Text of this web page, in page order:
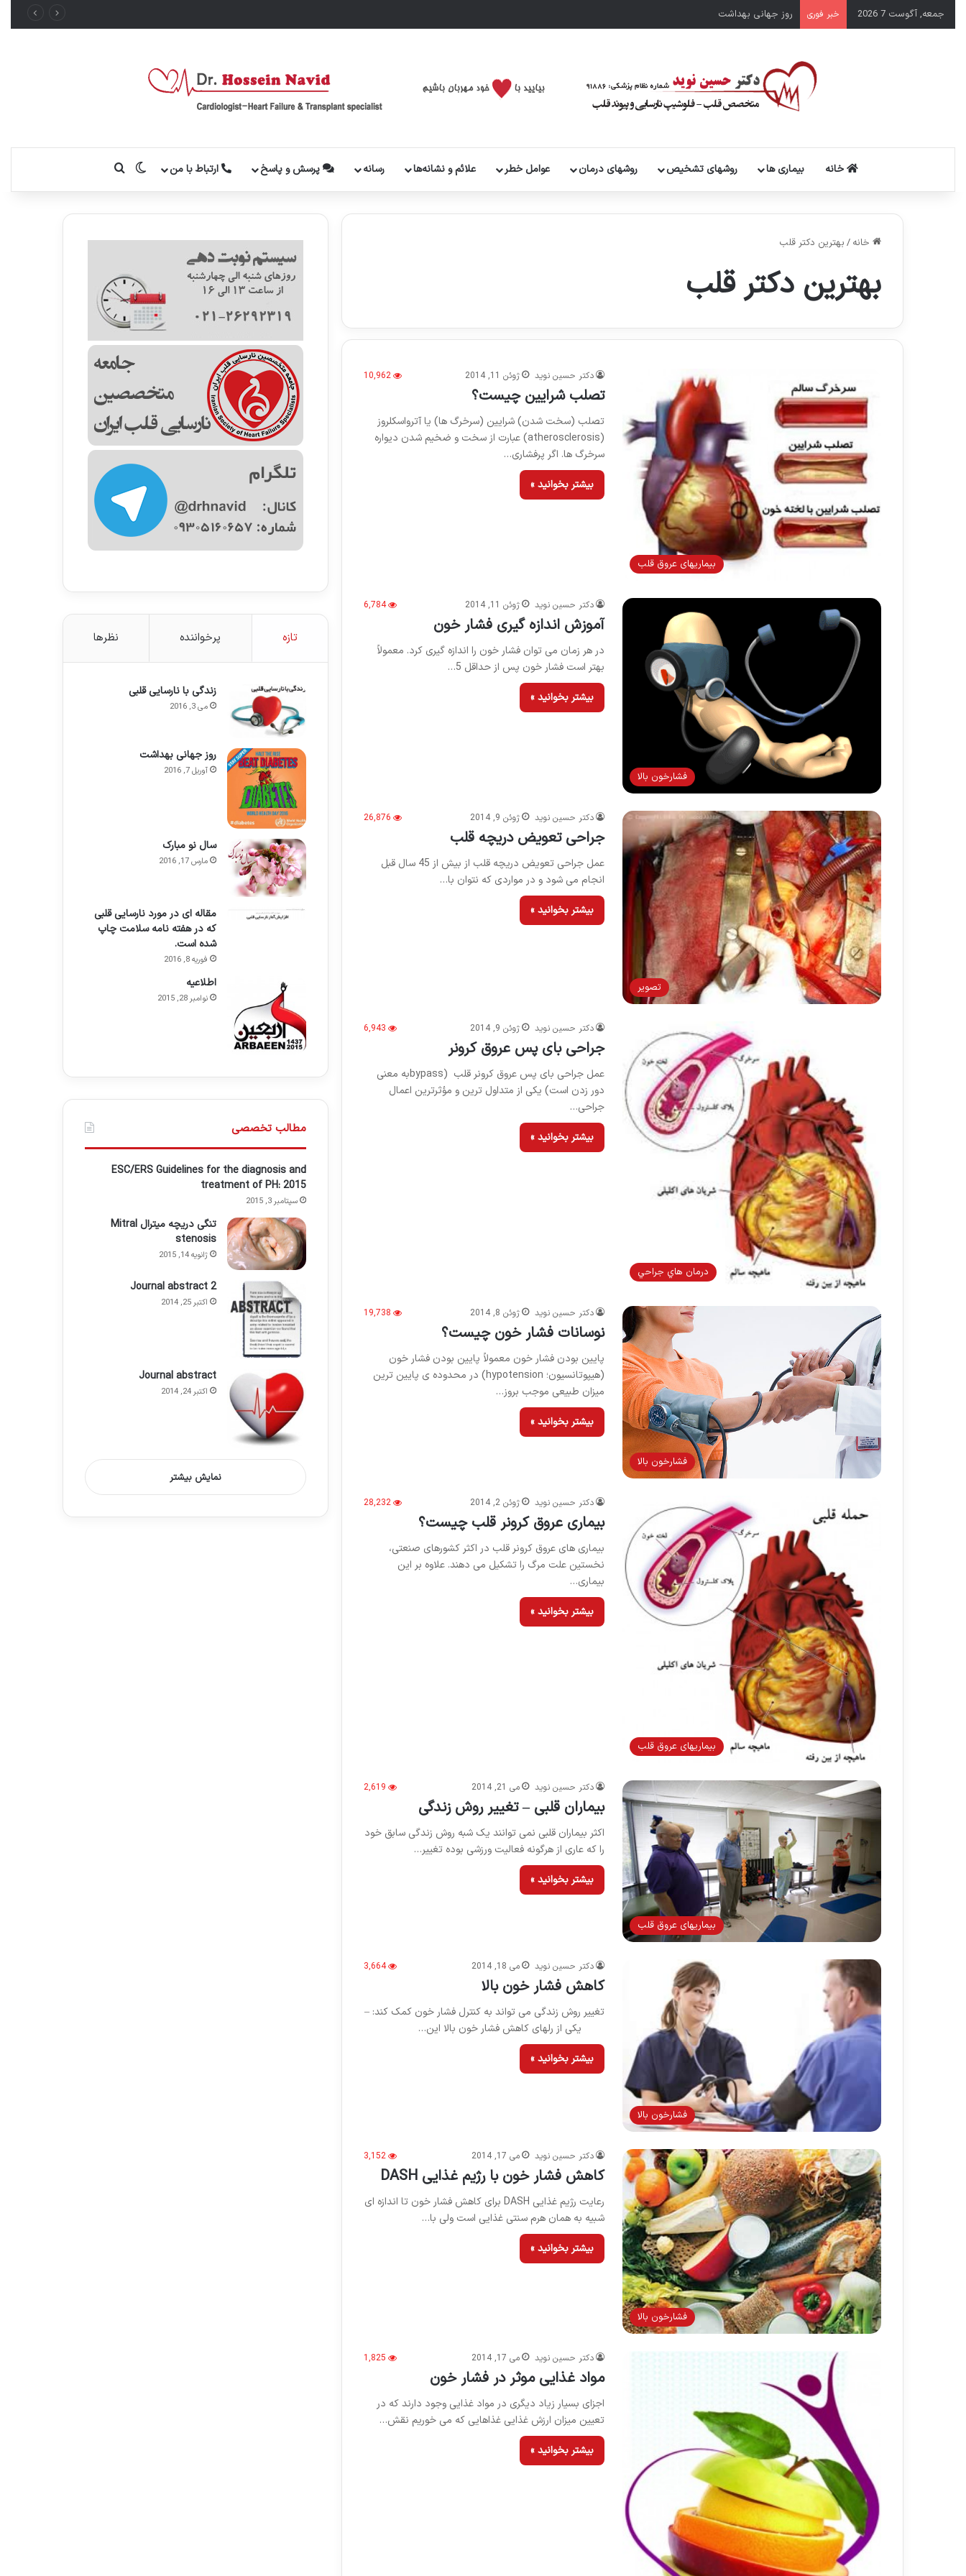
جمعه, آگوست 7 2026 خبر فوری روز جهانی بهداشت
خانه بیماری ها روشهای تشخیص روشهای درمان عوامل خطر علائم و نشانه‌ها رسانه پرسش و پاسخ ارتباط با من تغییر پوسته
خانه / بهترین دکتر قلب
بهترین دکتر قلب
بیماریهای عروق قلب
دکتر حسین نوید ژوئن 11, 2014 10,962
تصلب شرایین چیست؟
تصلب (سخت شدن) شرایین (سرخرگ ها) یا آترواسکلروز
(atherosclerosis) عبارت از سخت و ضخیم شدن دیواره
سرخرگ ها. اگر پرفشاری…
بیشتر بخوانید »
فشارخون بالا
دکتر حسین نوید ژوئن 11, 2014 6,784
آموزش اندازه گیری فشار خون
در هر زمان می توان فشار خون را اندازه گیری کرد. معمولاً
بهتر است فشار خون پس از حداقل 5…
بیشتر بخوانید »
تصویر
دکتر حسین نوید ژوئن 9, 2014 26,876
جراحی تعویض دریچه قلب
عمل جراحی تعویض دریچه قلب از بیش از 45 سال قبل
انجام می شود و در مواردی که نتوان با…
بیشتر بخوانید »
درمان هاي جراحي
دکتر حسین نوید ژوئن 9, 2014 6,943
جراحی بای پس عروق کرونر
عمل جراحی بای پس عروق کرونر قلب (bypassبه معنی
دور زدن است) یکی از متداول ترین و مؤثرترین اعمال
جراحی…
بیشتر بخوانید »
فشارخون بالا
دکتر حسین نوید ژوئن 8, 2014 19,738
نوسانات فشار خون چیست؟
پایین بودن فشار خون معمولاً پایین بودن فشار خون
(هیپوتانسیون؛ hypotension) در محدوده ی پایین ترین
میزان طبیعی موجب بروز…
بیشتر بخوانید »
بیماریهای عروق قلب
دکتر حسین نوید ژوئن 2, 2014 28,232
بیماری عروق کرونر قلب چیست؟
بیماری های عروق کرونر قلب در اکثر کشورهای صنعتی،
نخستین علت مرگ را تشکیل می دهند. علاوه بر این
بیماری…
بیشتر بخوانید »
بیماریهای عروق قلب
دکتر حسین نوید می 21, 2014 2,619
بیماران قلبی – تغییر روش زندگی
اکثر بیماران قلبی نمی توانند یک شبه روش زندگی سابق خود
را که عاری از هرگونه فعالیت ورزشی بوده تغییر…
بیشتر بخوانید »
فشارخون بالا
دکتر حسین نوید می 18, 2014 3,664
کاهش فشار خون بالا
تغییر روش زندگی می تواند به کنترل فشار خون کمک کند: –
یکی از رلهای کاهش فشار خون بالا این…
بیشتر بخوانید »
فشارخون بالا
دکتر حسین نوید می 17, 2014 3,152
کاهش فشار خون با رژیم غذایی DASH
رعایت رژیم غذایی DASH برای کاهش فشار خون تا اندازه ای
شبیه به همان هرم سنتی غذایی است ولی با…
بیشتر بخوانید »
دکتر حسین نوید می 17, 2014 1,825
مواد غذایی موثر در فشار خون
اجزای بسیار زیاد دیگری در مواد غذایی وجود دارند که در
تعیین میزان ارزش غذایی غذاهایی که می خوریم نقش…
بیشتر بخوانید »
تازه پرخواننده نظرها
زندگی با نارسایی قلبی
می 3, 2016
روز جهانی بهداشت
آوریل 7, 2016
سال نو مبارک
مارس 17, 2016
مقاله ای در مورد نارسایی قلبی
که در هفته نامه سلامت چاپ
شده است.
فوریه 8, 2016
اطلاعيه
نوامبر 28, 2015
مطالب تخصصی
ESC/ERS Guidelines for the diagnosis and
treatment of PH: 2015
سپتامبر 3, 2015
تنگی دریچه میترال Mitral
stenosis
ژانویه 14, 2015
Journal abstract 2
اکتبر 25, 2014
Journal abstract
اکتبر 24, 2014
نمایش بیشتر